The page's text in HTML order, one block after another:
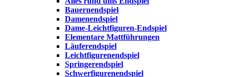
Bauernendspiel
Damenendspiel
Dame-Leichtfiguren-Endspiel
Elementare Mattführungen
Läuferendspiel
Leichtfigurenendspiel
Springerendspiel
Schwerfigurenendspiel